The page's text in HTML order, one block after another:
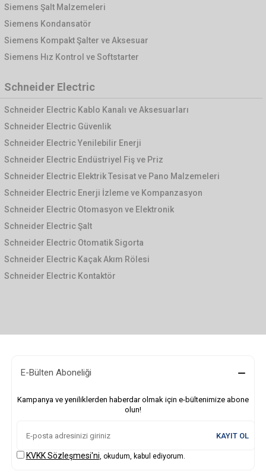
Siemens Şalt Malzemeleri
Siemens Kondansatör
Siemens Kompakt Şalter ve Aksesuar
Siemens Hız Kontrol ve Softstarter
Schneider Electric
Schneider Electric Kablo Kanalı ve Aksesuarları
Schneider Electric Güvenlik
Schneider Electric Yenilebilir Enerji
Schneider Electric Endüstriyel Fiş ve Priz
Schneider Electric Elektrik Tesisat ve Pano Malzemeleri
Schneider Electric Enerji İzleme ve Kompanzasyon
Schneider Electric Otomasyon ve Elektronik
Schneider Electric Şalt
Schneider Electric Otomatik Sigorta
Schneider Electric Kaçak Akım Rölesi
Schneider Electric Kontaktör
E-Bülten Aboneliği
Kampanya ve yeniliklerden haberdar olmak için e-bültenimize abone
olun!
KAYIT OL
KVKK Sözleşmesi'ni, okudum, kabul ediyorum.